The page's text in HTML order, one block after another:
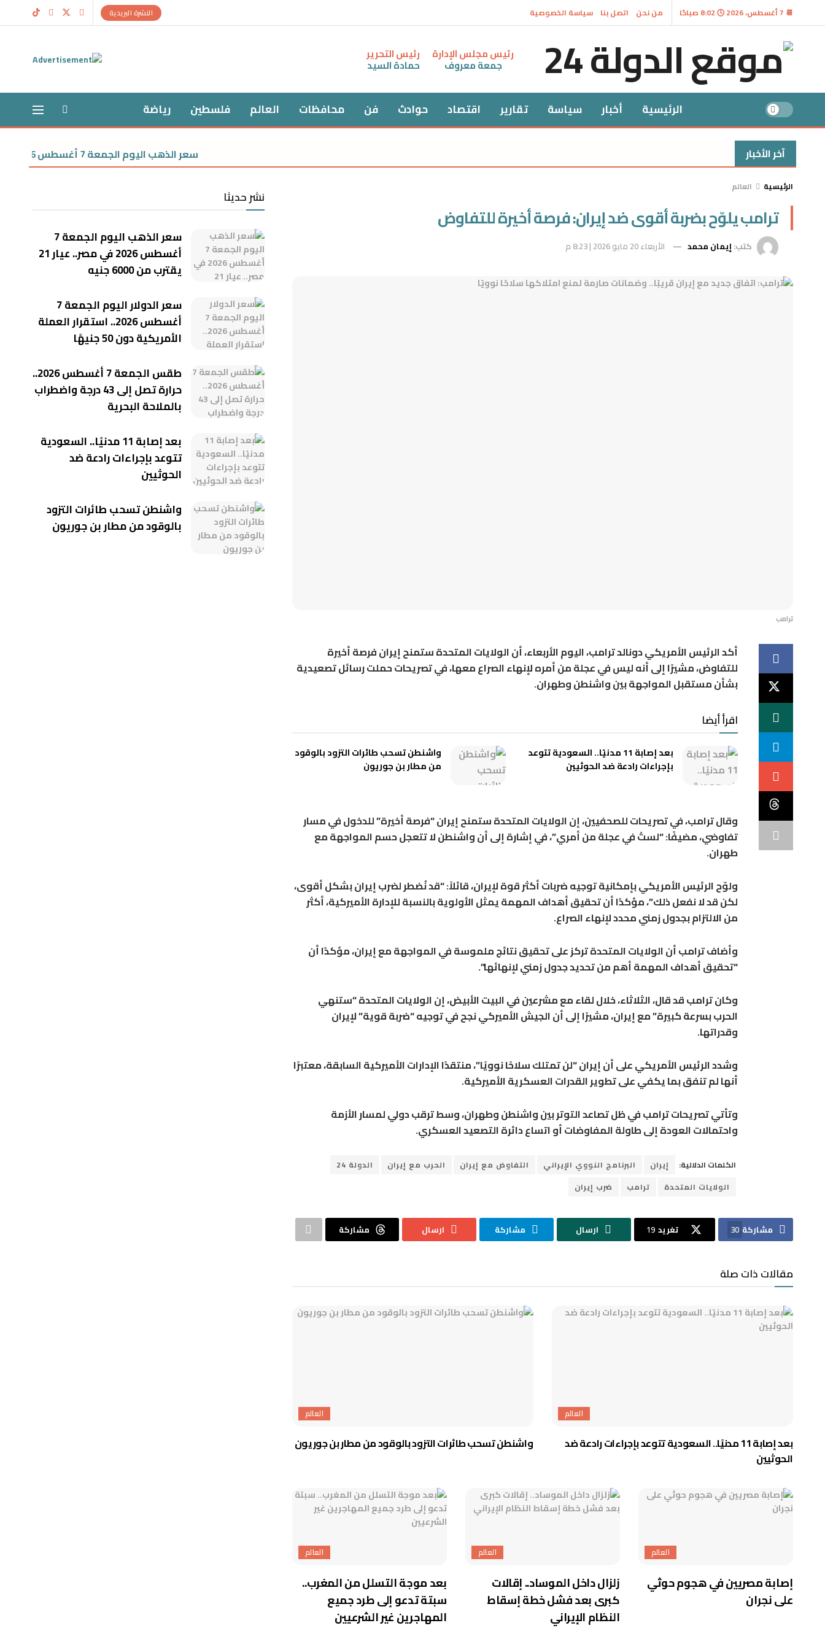
📆 7 أغسطس، 2026 🕓 8:02 صباحًا من نحن اتصل بنا سياسة الخصوصية النشرة البريدية
رئيس مجلس الإدارة
جمعة معروف
رئيس التحرير
حمادة السيد
الرئيسية أخبار سياسة تقارير اقتصاد حوادث فن محافظات العالم فلسطين رياضة
آخر الأخبار سعر الذهب اليوم الجمعة 7 أغسطس 2026 في مصر.. عيار 21 يقترب من 6000 جنيه
الرئيسية العالم
ترامب يلوّح بضربة أقوى ضد إيران: فرصة أخيرة للتفاوض
كتب: إيمان محمد الأربعاء 20 مايو 2026 | 8:23 م
ترامب
أكد الرئيس الأمريكي دونالد ترامب، اليوم الأربعاء، أن الولايات المتحدة ستمنح إيران فرصة أخيرة
للتفاوض، مشيرًا إلى أنه ليس في عجلة من أمره لإنهاء الصراع معها، في تصريحات حملت رسائل تصعيدية
بشأن مستقبل المواجهة بين واشنطن وطهران.
اقرأ أيضا
بعد إصابة 11 مدنيًا.. السعودية تتوعد
بإجراءات رادعة ضد الحوثيين
واشنطن تسحب طائرات التزود بالوقود
من مطار بن جوريون
وقال ترامب، في تصريحات للصحفيين، إن الولايات المتحدة ستمنح إيران “فرصة أخيرة” للدخول في مسار
تفاوضي، مضيفًا: “لستُ في عجلة من أمري”، في إشارة إلى أن واشنطن لا تتعجل حسم المواجهة مع
طهران.
ولوّح الرئيس الأمريكي بإمكانية توجيه ضربات أكثر قوة لإيران، قائلاً: “قد نُضطر لضرب إيران بشكل أقوى،
لكن قد لا نفعل ذلك”، مؤكدًا أن تحقيق أهداف المهمة يمثل الأولوية بالنسبة للإدارة الأميركية، أكثر
من الالتزام بجدول زمني محدد لإنهاء الصراع.
وأضاف ترامب أن الولايات المتحدة تركز على تحقيق نتائج ملموسة في المواجهة مع إيران، مؤكدًا أن
“تحقيق أهداف المهمة أهم من تحديد جدول زمني لإنهائها”.
وكان ترامب قد قال، الثلاثاء، خلال لقاء مع مشرعين في البيت الأبيض، إن الولايات المتحدة “ستنهي
الحرب بسرعة كبيرة” مع إيران، مشيرًا إلى أن الجيش الأميركي نجح في توجيه “ضربة قوية” لإيران
وقدراتها.
وشدد الرئيس الأمريكي على أن إيران “لن تمتلك سلاحًا نوويًا”، منتقدًا الإدارات الأميركية السابقة، معتبرًا
أنها لم تنفق بما يكفي على تطوير القدرات العسكرية الأميركية.
وتأتي تصريحات ترامب في ظل تصاعد التوتر بين واشنطن وطهران، وسط ترقب دولي لمسار الأزمة
واحتمالات العودة إلى طاولة المفاوضات أو اتساع دائرة التصعيد العسكري.
الكلمات الدلالية: إيران البرنامج النووي الإيراني التفاوض مع إيران الحرب مع إيران
الدولة 24
الولايات المتحدة
ترامب ضرب إيران
مشاركة 30 تغريد 19 ارسال مشاركة ارسال مشاركة
مقالات ذات صلة
العالم
بعد إصابة 11 مدنيًا.. السعودية تتوعد بإجراءات رادعة ضد
الحوثيين
العالم
واشنطن تسحب طائرات التزود بالوقود من مطار بن جوريون
العالم
إصابة مصريين في هجوم حوثي
على نجران
العالم
زلزال داخل الموساد.. إقالات
كبرى بعد فشل خطة إسقاط
النظام الإيراني
العالم
بعد موجة التسلل من المغرب..
سبتة تدعو إلى طرد جميع
المهاجرين غير الشرعيين
نشر حديثا
سعر الذهب اليوم الجمعة 7
أغسطس 2026 في مصر.. عيار 21
يقترب من 6000 جنيه
سعر الدولار اليوم الجمعة 7
أغسطس 2026.. استقرار العملة
الأمريكية دون 50 جنيهًا
طقس الجمعة 7 أغسطس 2026..
حرارة تصل إلى 43 درجة واضطراب
بالملاحة البحرية
بعد إصابة 11 مدنيًا.. السعودية
تتوعد بإجراءات رادعة ضد
الحوثيين
واشنطن تسحب طائرات التزود
بالوقود من مطار بن جوريون